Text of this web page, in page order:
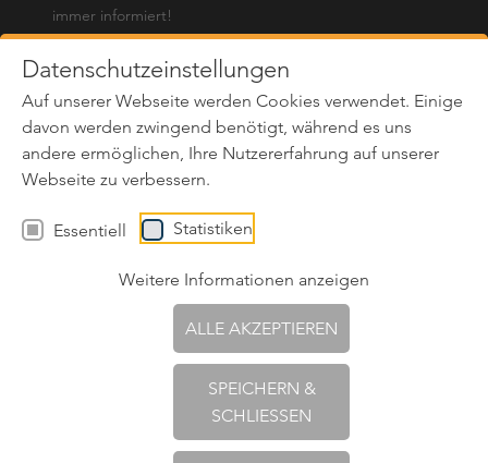
Datenschutzeinstellungen
Auf unserer Webseite werden Cookies verwendet. Einige
davon werden zwingend benötigt, während es uns
andere ermöglichen, Ihre Nutzererfahrung auf unserer
Webseite zu verbessern.
Essentiell Statistiken
Weitere Informationen anzeigen
ALLE AKZEPTIEREN
SPEICHERN &
SCHLIESSEN
immer informiert!
*
E-Mail**
Ja, ich stimme dem regelmäßigen Erhalt des
Newsletters des Unternehmens Holzforschung Austria
zu. Das Abo des Newsletters kann jederzeit storniert
werden (sieheDatenschutzerklärung
ABONNIEREN